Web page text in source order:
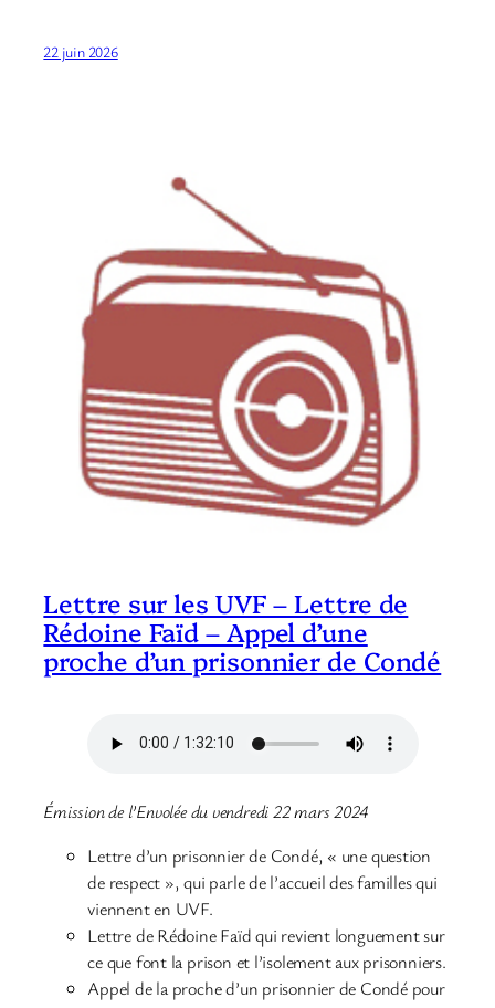
22 juin 2026
Lettre sur les UVF – Lettre de
Rédoine Faïd – Appel d’une
proche d’un prisonnier de Condé
Émission de l’Envolée du vendredi 22 mars 2024
Lettre d’un prisonnier de Condé, « une question
de respect », qui parle de l’accueil des familles qui
viennent en UVF.
Lettre de Rédoine Faïd qui revient longuement sur
ce que font la prison et l’isolement aux prisonniers.
Appel de la proche d’un prisonnier de Condé pour